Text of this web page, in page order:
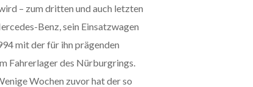
– zum dritten und auch letzten
Benz, sein Einsatzwagen
mit der für ihn prägenden
Fahrerlager des Nürburgrings.
Wochen zuvor hat der so